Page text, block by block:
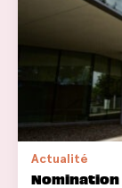
Actualité
Nomination